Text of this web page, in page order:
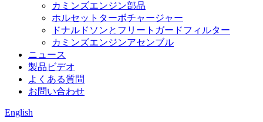
カミンズエンジン部品
ホルセットターボチャージャー
ドナルドソンとフリートガードフィルター
カミンズエンジンアセンブル
ニュース
製品ビデオ
よくある質問
お問い合わせ
English